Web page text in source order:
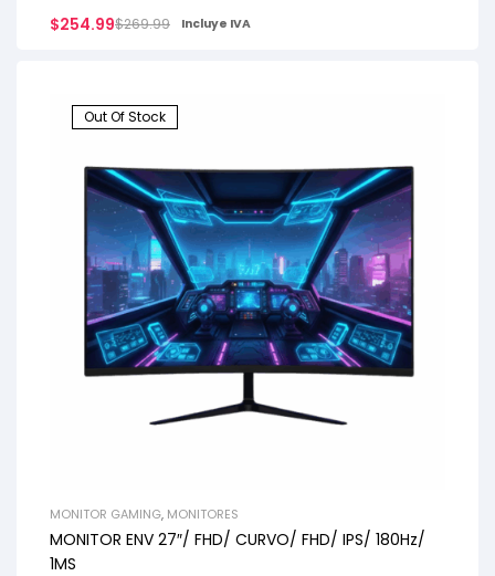
$269.99
$254.99 Incluye IVA
Out Of Stock
MONITOR GAMING, MONITORES
MONITOR ENV 27″/ FHD/ CURVO/ FHD/ IPS/ 180Hz/
1MS